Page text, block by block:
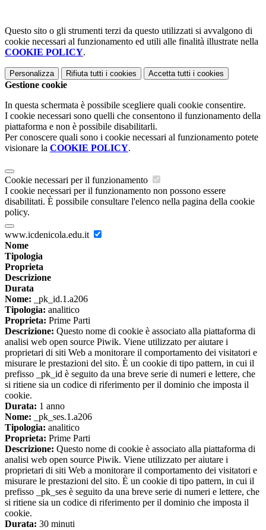
Questo sito o gli strumenti terzi da questo utilizzati si avvalgono di
cookie necessari al funzionamento ed utili alle finalità illustrate nella
COOKIE POLICY.
Personalizza Rifiuta tutti i cookies Accetta tutti i cookies
Gestione cookie
In questa schermata è possibile scegliere quali cookie consentire.
I cookie necessari sono quelli che consentono il funzionamento della
piattaforma e non è possibile disabilitarli.
Per conoscere quali sono i cookie necessari al funzionamento potete
visionare la COOKIE POLICY.
Cookie necessari per il funzionamento
I cookie necessari per il funzionamento non possono essere
disabilitati. È possibile consultare l'elenco nella pagina della cookie
policy.
www.icdenicola.edu.it
Nome
Tipologia
Proprieta
Descrizione
Durata
Nome: _pk_id.1.a206
Tipologia: analitico
Proprieta: Prime Parti
Descrizione: Questo nome di cookie è associato alla piattaforma di
analisi web open source Piwik. Viene utilizzato per aiutare i
proprietari di siti Web a monitorare il comportamento dei visitatori e
misurare le prestazioni del sito. È un cookie di tipo pattern, in cui il
prefisso _pk_id è seguito da una breve serie di numeri e lettere, che
si ritiene sia un codice di riferimento per il dominio che imposta il
cookie.
Durata: 1 anno
Nome: _pk_ses.1.a206
Tipologia: analitico
Proprieta: Prime Parti
Descrizione: Questo nome di cookie è associato alla piattaforma di
analisi web open source Piwik. Viene utilizzato per aiutare i
proprietari di siti Web a monitorare il comportamento dei visitatori e
misurare le prestazioni del sito. È un cookie di tipo pattern, in cui il
prefisso _pk_ses è seguito da una breve serie di numeri e lettere, che
si ritiene sia un codice di riferimento per il dominio che imposta il
cookie.
Durata: 30 minuti